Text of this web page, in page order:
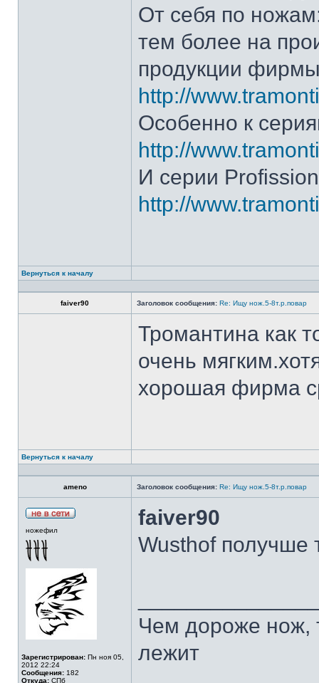
От себя по
тем более на
продукции
http://
Особенно к
http://
И серии
http://
Вернуться к началу
faiver90 Заголовок сообщения: Re: Ищу нож.5-8т.р.повар
Тромантина как
очень
хорошая фирма
Вернуться к началу
ameno Заголовок сообщения: Re: Ищу нож.5-8т.р.повар
ножефил
Зарегистрирован: Пн ноя 05,
2012 22:24
Сообщения: 182
Откуда: СПб
faiver90
Wusthof получше
Чем дороже нож,
лежит